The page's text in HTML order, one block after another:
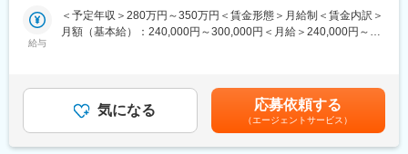
○料理やドリンクの配膳
○食材や料理の説明
お店柄、訪れるお客様は一流の方々やお祝い事などで利用される
給与
＜予定年収＞280万円～350万円＜賃金形態＞月給制＜賃金内訳＞
月額（基本給）：240,000円～300,000円＜月給＞240,000円～
くまでも目安の金額であり、選考を通じて上下する可能性があり
ます。月給(月額)は固定手当を含めた表記です。
気になる 応募依頼する
（エージェントサービス）